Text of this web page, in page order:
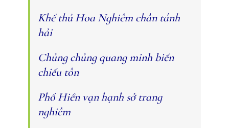
Khể thủ Hoa Nghiêm chân tánh
hải
Chủng chủng quang minh biến
chiếu tôn
Phổ Hiền vạn hạnh sở trang
nghiêm